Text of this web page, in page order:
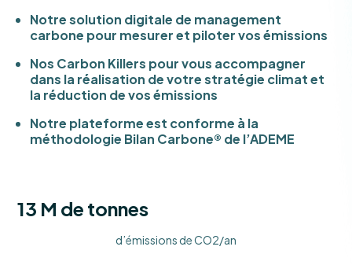
Notre solution digitale de management
carbone pour mesurer et piloter vos émissions
Nos Carbon Killers pour vous accompagner
dans la réalisation de votre stratégie climat et
la réduction de vos émissions
Notre plateforme est conforme à la
méthodologie Bilan Carbone® de l’ADEME
d’émissions de CO2/an
13 M de tonnes